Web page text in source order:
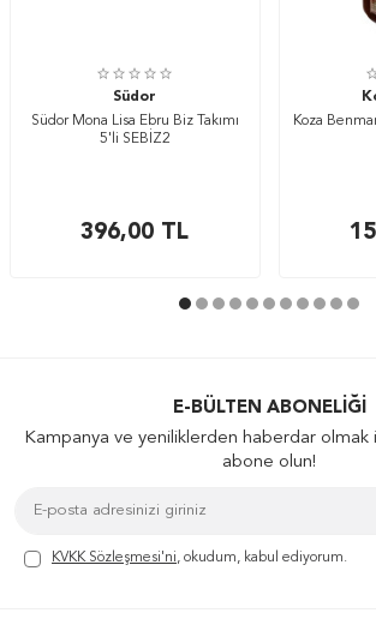
Südor
Südor Mona Lisa Ebru Biz Takımı
5'li SEBİZ2
396,00 TL
Koza
E-BÜLTEN ABONELIĞI
Kampanya ve yeniliklerden haberdar
abone olun!
KVKK Sözleşmesi'ni, okudum, kabul ediyorum.